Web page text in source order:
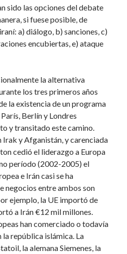
sido las opciones del debate
si fuese posible, de
a) diálogo, b) sanciones, c)
encubiertas, e) ataque
la alternativa
los tres primeros años
la existencia de un programa
Berlín y Londres
y transitado este camino.
Irak y Afganistán, y carenciada
cedió el liderazgo a Europa
período (2002-2005) el
e Irán casi se ha
negocios entre ambos son
ejemplo, la UE importó de
a Irán €12 mil millones.
han comerciado o todavía
república islámica. La
la alemana Siemenes, la